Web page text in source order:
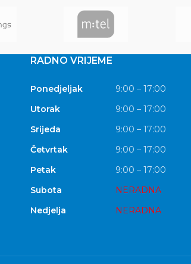
RADNO VRIJEME
Ponedjeljak
9:00 – 17:00
Utorak
9:00 – 17:00
Srijeda
9:00 – 17:00
Četvrtak
9:00 – 17:00
Petak
9:00 – 17:00
Subota
NERADNA
Nedjelja
NERADNA